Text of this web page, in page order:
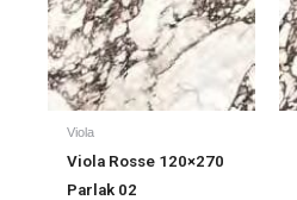
Viola
Viola Rosse 120×270
Parlak 02